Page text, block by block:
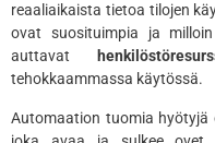
reaaliaikaista tietoa tilojen
ovat suosituimpia ja
auttavat
tehokkaammassa käytössä.
Automaation tuomia hyötyjä